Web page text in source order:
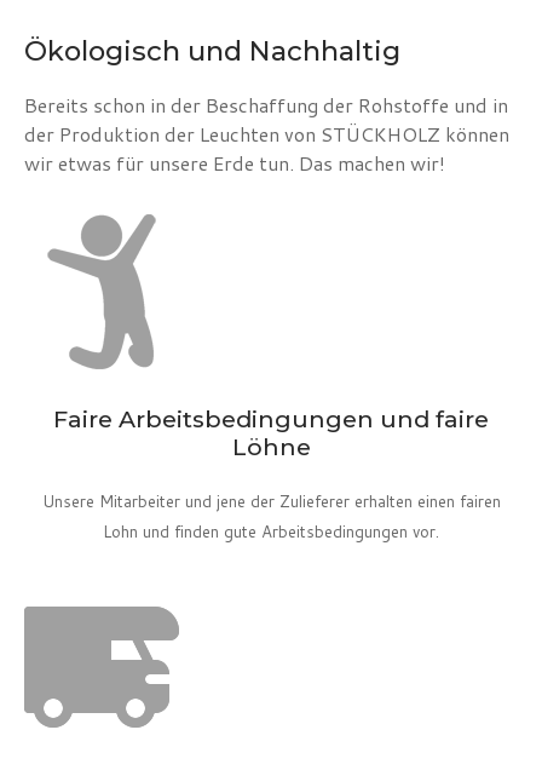
Ökologisch und Nachhaltig
Bereits schon in der Beschaffung der Rohstoffe und in
der Produktion der Leuchten von STÜCKHOLZ können
wir etwas für unsere Erde tun. Das machen wir!
Faire Arbeitsbedingungen und faire
Löhne
Unsere Mitarbeiter und jene der Zulieferer erhalten einen fairen
Lohn und finden gute Arbeitsbedingungen vor.